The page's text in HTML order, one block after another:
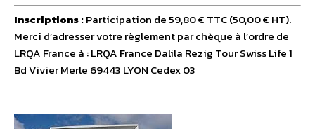
Inscriptions :Participation de 59,80 € TTC (50,00 € HT).
Merci d’adresser votre règlement par chèque à l’ordre de
LRQA France à : LRQA France Dalila Rezig Tour Swiss Life 1
Bd Vivier Merle 69443 LYON Cedex 03